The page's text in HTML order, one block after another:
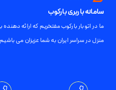
سامانه باربری بارکوب
ما در اتوبار بارکوب مفتخریم که ارائه
منزل در سراسر ایران به شما عزیزان می